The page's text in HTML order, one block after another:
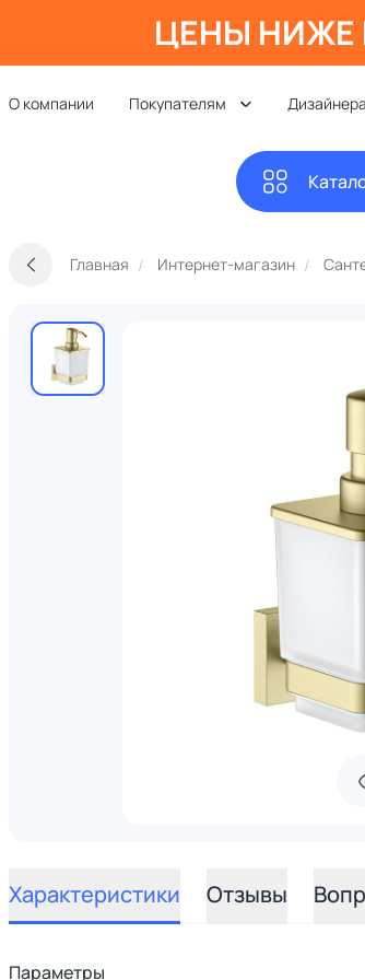
ЦЕНЫ НИЖЕ
О компании Покупателям
Главная Интернет-магазин
Характеристики Отзывы
Параметры